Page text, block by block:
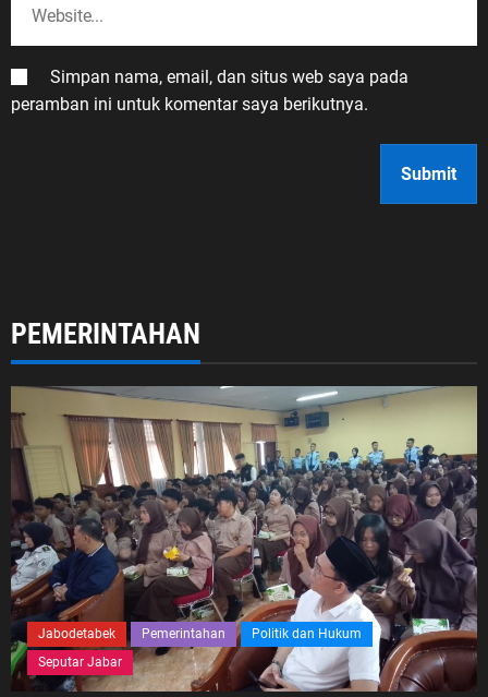
Simpan nama, email, dan situs web saya pada
peramban ini untuk komentar saya berikutnya.
PEMERINTAHAN
Jabodetabek Pemerintahan
Politik dan Hukum
Seputar Jabar